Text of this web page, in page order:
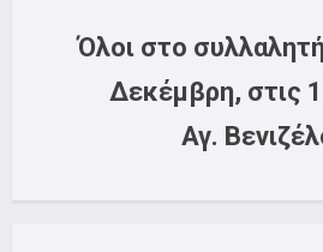
Όλοι στο
Δεκέμβρη, στις
Αγ.